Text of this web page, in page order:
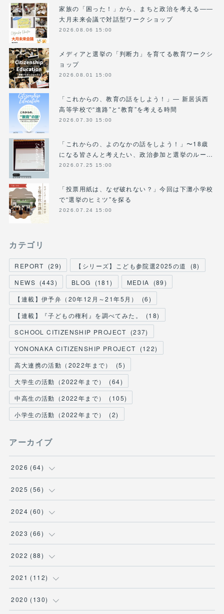
家族の「困った！」から、まちと政治を考える――
大月未来会議で対話型ワークショップ
2026.08.06 15:00
メディアと選挙の「判断力」を育てる教育ワークシ
ョップ
2026.08.01 15:00
「これからの、教育の話をしよう！」― 新居浜西
高等学校で“進路”と“教育”を考える時間
2026.07.30 15:00
「これからの、よのなかの話をしよう！」〜18歳
になる皆さんと考えたい、政治参加と選挙のルー…
2026.07.25 15:00
「投票用紙は、なぜ破れない？」今回は下灘小学校
で“選挙のヒミツ”を探る
2026.07.24 15:00
カテゴリ
REPORT (29) 【シリーズ】こども参院選2025の道 (8)
NEWS (443) BLOG (181) MEDIA (89)
【連載】伊予弁（20年12月～21年5月）
(6)
【連載】『子どもの権利』を調べてみた。
(18)
SCHOOL CITIZENSHIP PROJECT
(237)
YONONAKA CITIZENSHIP PROJECT
(122)
高大連携の活動（2022年まで）
(5)
大学生の活動（2022年まで）
(64)
中高生の活動（2022年まで）
(105)
小学生の活動（2022年まで）
(2)
アーカイブ
2026 (64)
(2)
(6)
(9)
( 11
2025 (56)
(1)
(2)
(1)
( 5 )
2024 (60)
(12
(13
( 12)
( 4 )
2023 (66)
(1)
( 5 )
(2)
2022 (88)
( 12)
(6)
2021 (112)
(7)
2020 (130)